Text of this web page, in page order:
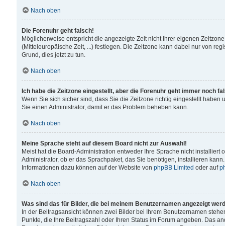
Nach oben
Die Forenuhr geht falsch!
Möglicherweise entspricht die angezeigte Zeit nicht Ihrer eigenen
(Mitteleuropäische Zeit, ...) festlegen. Die Zeitzone kann dabei nur von
Grund, dies jetzt zu tun.
Nach oben
Ich habe die Zeitzone eingestellt, aber die Forenuhr geht immer noch
Wenn Sie sich sicher sind, dass Sie die Zeitzone richtig eingestellt
Sie einen Administrator, damit er das Problem beheben kann.
Nach oben
Meine Sprache steht auf diesem Board nicht zur Auswahl!
Meist hat die Board-Administration entweder Ihre Sprache nicht
Administrator, ob er das Sprachpaket, das Sie benötigen, installieren
Informationen dazu können auf der Website von phpBB Limited oder auf
Nach oben
Was sind das für Bilder, die bei meinem Benutzernamen angezeigt
In der Beitragsansicht können zwei Bilder bei Ihrem Benutzernamen
Punkte, die Ihre Beitragszahl oder Ihren Status im Forum angeben. Das